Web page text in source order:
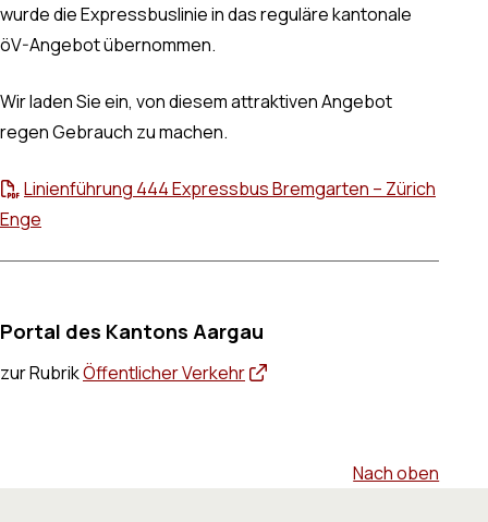
wurde die Expressbuslinie in das reguläre kantonale
öV-Angebot übernommen.
Wir laden Sie ein, von diesem attraktiven Angebot
regen Gebrauch zu machen.
Linienführung 444 Expressbus Bremgarten – Zürich
Enge
Portal des Kantons Aargau
zur RubrikÖffentlicher Verkehr
Nach oben